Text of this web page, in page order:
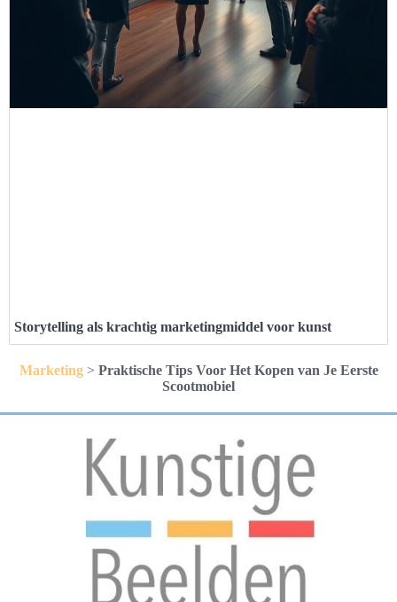
Storytelling als krachtig marketingmiddel voor kunst
Marketing> Praktische Tips Voor Het Kopen van Je Eerste
Scootmobiel